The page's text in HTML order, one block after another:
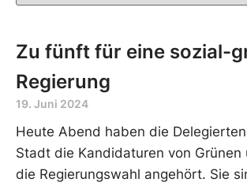
Zu fünft für eine sozial-
Regierung
19. Juni 2024
Heute Abend haben die
Stadt die Kandidaturen von Grünen
die Regierungswahl angehört. Sie